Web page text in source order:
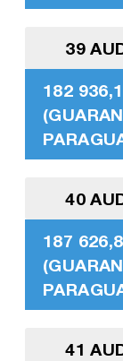
39
182
40
187
41